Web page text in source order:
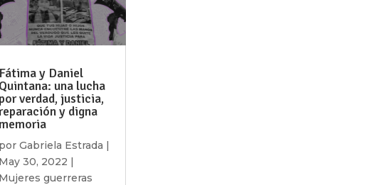
Fátima y Daniel
Quintana: una lucha
por verdad, justicia,
y digna
memoria
por Gabriela Estrada |
May 30, 2022 |
Mujeres guerreras